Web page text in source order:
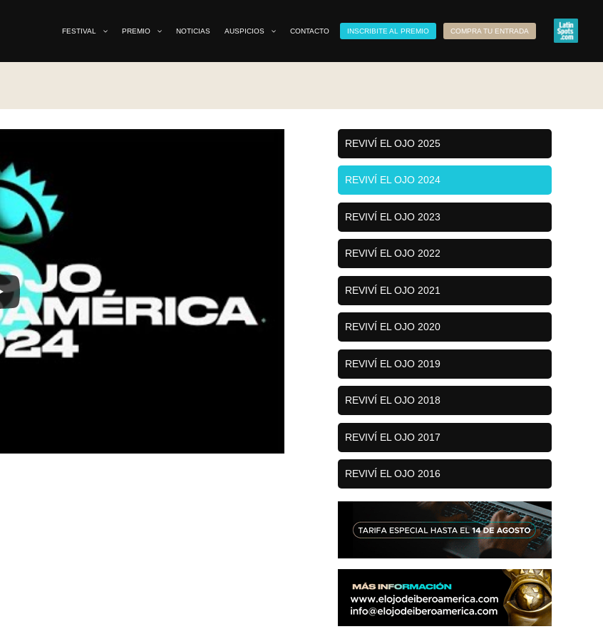
FESTIVAL PREMIO NOTICIAS AUSPICIOS CONTACTO INSCRIBITE AL PREMIO COMPRA TU ENTRADA
REVIVÍ EL OJO 2025
REVIVÍ EL OJO 2024
REVIVÍ EL OJO 2023
REVIVÍ EL OJO 2022
REVIVÍ EL OJO 2021
REVIVÍ EL OJO 2020
REVIVÍ EL OJO 2019
REVIVÍ EL OJO 2018
REVIVÍ EL OJO 2017
REVIVÍ EL OJO 2016